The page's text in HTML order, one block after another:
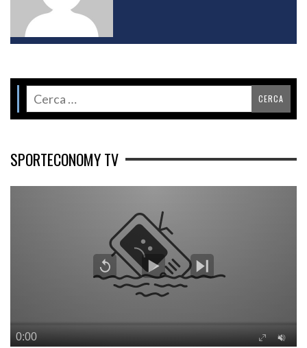
SPORTECONOMY TV